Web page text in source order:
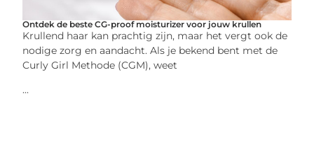
Ontdek de beste CG-proof moisturizer voor jouw krullen
Krullend haar kan prachtig zijn, maar het vergt ook de
nodige zorg en aandacht. Als je bekend bent met de
Curly Girl Methode (CGM), weet
...